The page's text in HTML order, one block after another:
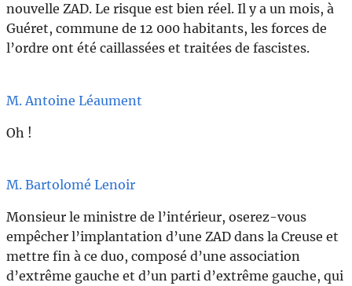
nouvelle ZAD. Le risque est bien réel. Il y a un mois, à
Guéret, commune de 12 000 habitants, les forces de
l’ordre ont été caillassées et traitées de fascistes.
M. Antoine Léaument
Oh !
M. Bartolomé Lenoir
Monsieur le ministre de l’intérieur, oserez-vous
empêcher l’implantation d’une ZAD dans la Creuse et
mettre fin à ce duo, composé d’une association
d’extrême gauche et d’un parti d’extrême gauche, qui